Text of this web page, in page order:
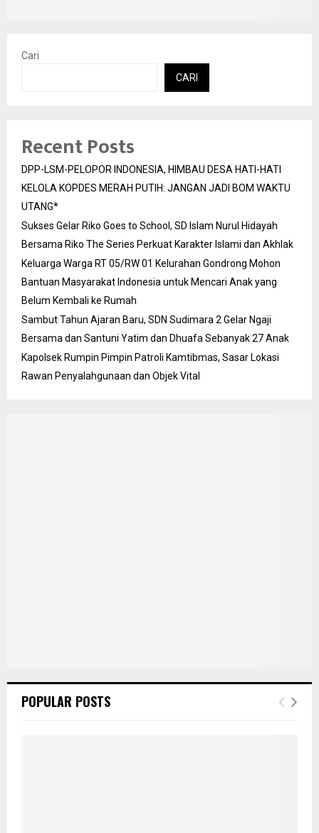
Cari
CARI
Recent Posts
DPP-LSM-PELOPOR INDONESIA, HIMBAU DESA HATI-HATI
KELOLA KOPDES MERAH PUTIH: JANGAN JADI BOM WAKTU
UTANG*
Sukses Gelar Riko Goes to School, SD Islam Nurul Hidayah
Bersama Riko The Series Perkuat Karakter Islami dan Akhlak
Keluarga Warga RT 05/RW 01 Kelurahan Gondrong Mohon
Bantuan Masyarakat Indonesia untuk Mencari Anak yang
Belum Kembali ke Rumah
Sambut Tahun Ajaran Baru, SDN Sudimara 2 Gelar Ngaji
Bersama dan Santuni Yatim dan Dhuafa Sebanyak 27 Anak
Kapolsek Rumpin Pimpin Patroli Kamtibmas, Sasar Lokasi
Rawan Penyalahgunaan dan Objek Vital
POPULAR POSTS